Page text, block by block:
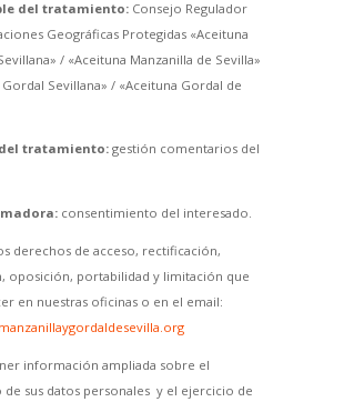
del tratamiento:Consejo Regulador
Geográficas Protegidas «Aceituna
/ «Aceituna Manzanilla de Sevilla»
Sevillana» / «Aceituna Gordal de
tratamiento:gestión comentarios del
consentimiento del interesado.
derechos de acceso, rectificación,
oposición, portabilidad y limitación que
en nuestras oficinas o en el email:
información ampliada sobre el
sus datos personales y el ejercicio de